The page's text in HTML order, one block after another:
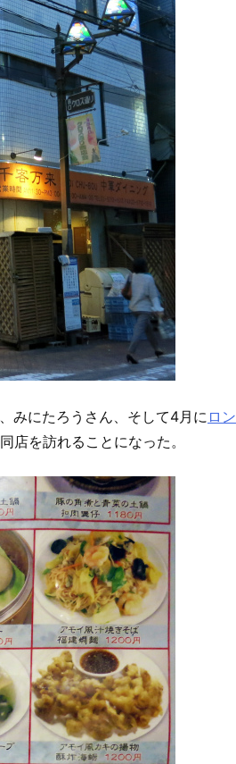
みにたろうさん、そして4月に ロン
店を訪れることになった。